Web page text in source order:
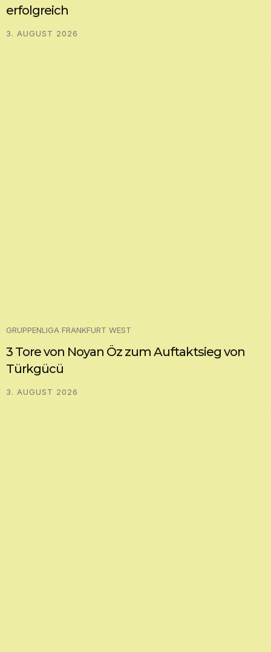
erfolgreich
3. AUGUST 2026
GRUPPENLIGA FRANKFURT WEST
3 Tore von Noyan Öz zum Auftaktsieg von
Türkgücü
3. AUGUST 2026